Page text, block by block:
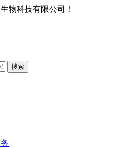
物科技有限公司！
搜索